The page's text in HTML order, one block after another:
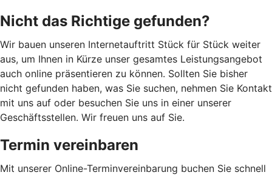
Nicht das Richtige gefunden?
Wir bauen unseren Internetauftritt Stück für Stück weiter
aus, um Ihnen in Kürze unser gesamtes Leistungsangebot
auch online präsentieren zu können. Sollten Sie bisher
nicht gefunden haben, was Sie suchen, nehmen Sie Kontakt
mit uns auf oder besuchen Sie uns in einer unserer
Geschäftsstellen. Wir freuen uns auf Sie.
Termin vereinbaren
Mit unserer Online-Terminvereinbarung buchen Sie schnell